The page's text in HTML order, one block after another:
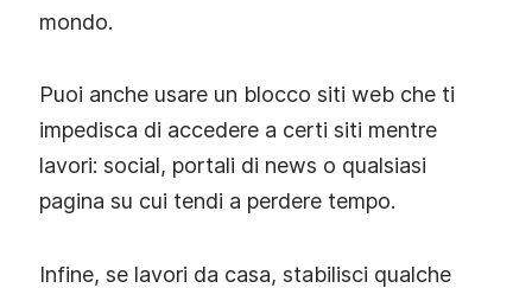
mondo.
Puoi anche usare un blocco siti web che ti
impedisca di accedere a certi siti mentre
lavori: social, portali di news o qualsiasi
pagina su cui tendi a perdere tempo.
Infine, se lavori da casa, stabilisci qualche